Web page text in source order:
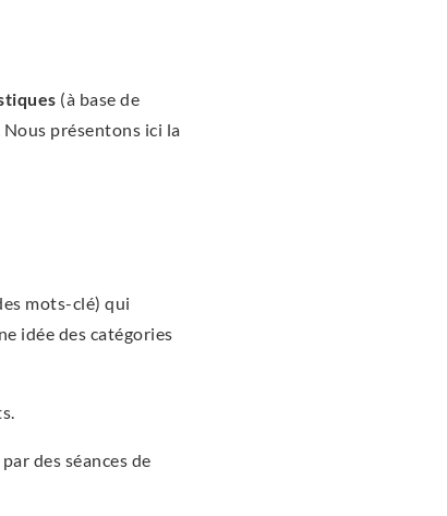
(à base de
présentons ici la
mots-clé) qui
idée des catégories
des séances de